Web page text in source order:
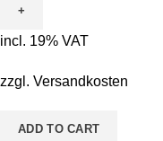
Ausmalen
-
Elchi
incl. 19% VAT
zzgl. Versandkosten
ADD TO CART